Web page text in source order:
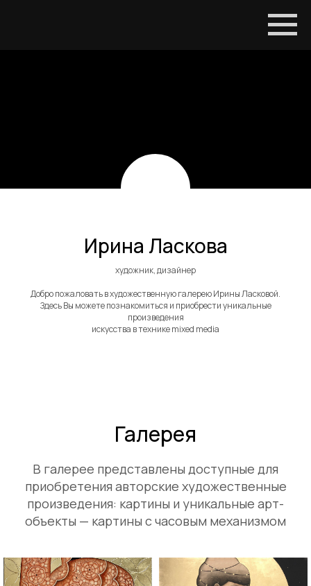
Ирина Ласкова
художник, дизайнер
Добро пожаловать в художественную галерею Ирины Ласковой.
Здесь Вы можете познакомиться и приобрести уникальные
произведения
искусства в технике mixed media
Галерея
В галерее представлены доступные для
приобретения авторские художественные
произведения: картины и уникальные арт-
объекты — картины с часовым механизмом